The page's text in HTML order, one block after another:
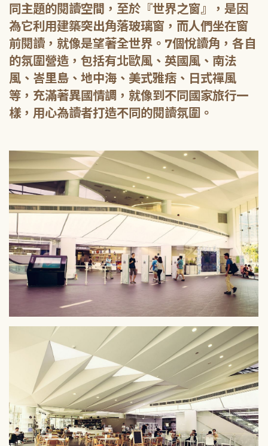
同主題的閱讀空間，至於『世界之窗』，是因
為它利用建築突出角落玻璃窗，而人們坐在窗
前閱讀，就像是望著全世界。7個悅讀角，各自
的氛圍營造，包括有北歐風、英國風、南法
風、峇里島、地中海、美式雅痞、日式禪風
等，充滿著異國情調，就像到不同國家旅行一
樣，用心為讀者打造不同的閱讀氛圍。